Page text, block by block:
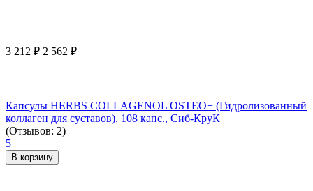
3 212 ₽ 2 562 ₽
Капсулы HERBS COLLAGENOL OSTEO+ (Гидролизованный
коллаген для суставов), 108 капс., Сиб-КруК
(Отзывов: 2)
5
В корзину